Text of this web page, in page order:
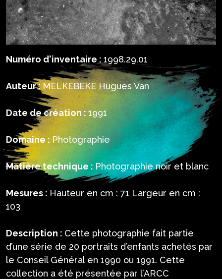
Numéro d'inventaire : 1998.29.01
Auteur : MELKEBEKE Hugues Van
Date de création : 1991
Domaine : Photographie
Matière technique : Photographie noir et blanc
Mesures : Hauteur en cm : 71 Largeur en cm :
103
Description : Cette photographie fait partie
d’une série de 20 portraits d’enfants achetés par
le Conseil Général en 1990 ou 1991. Cette
collection a été présentée par l’ARCC